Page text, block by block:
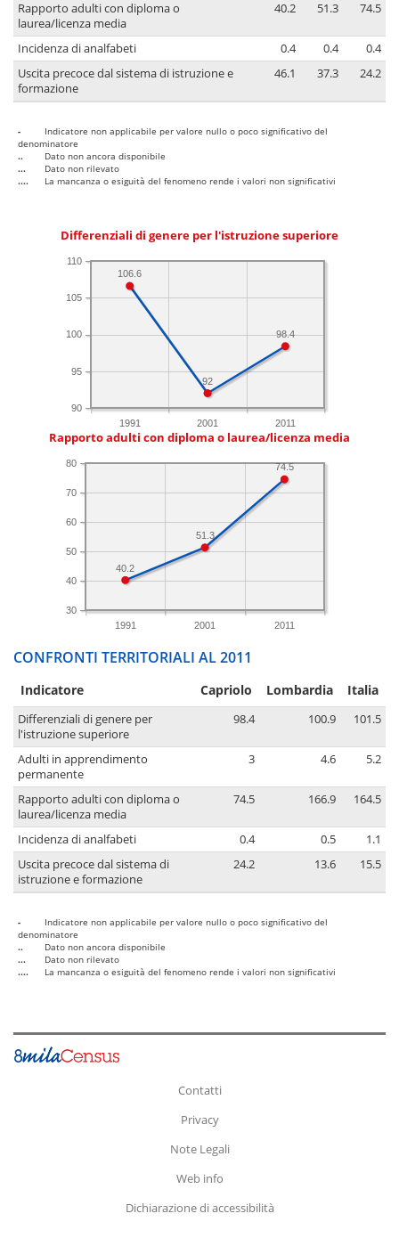
Rapporto adulti con diploma o
laurea/licenza media
40.2 51.3 74.5
Incidenza di analfabeti 0.4 0.4
0.4
Uscita precoce dal sistema di istruzione e
formazione
46.1 37.3 24.2
-
Indicatore non applicabile per valore nullo o poco significativo del
denominatore
..
Dato non ancora disponibile
...
Dato non rilevato
....
La mancanza o esiguità del fenomeno rende i valori non significativi
Differenziali di genere per l'istruzione superiore
1991 2001 2011
90
95
100
105
110
98.4
92
106.6
Rapporto adulti con diploma o laurea/licenza media
1991 2001 2011
30
40
50
60
70
80 74.5
51.3
40.2
CONFRONTI TERRITORIALI AL 2011
Indicatore Capriolo Lombardia Italia
Differenziali di genere per
l'istruzione superiore
98.4 100.9 101.5
Adulti in apprendimento
permanente
3 4.6 5.2
Rapporto adulti con diploma o
laurea/licenza media
74.5 166.9 164.5
Incidenza di analfabeti 0.4 0.5
1.1
Uscita precoce dal sistema di
istruzione e formazione
24.2 13.6 15.5
-
Indicatore non applicabile per valore nullo o poco significativo del
denominatore
..
Dato non ancora disponibile
...
Dato non rilevato
....
La mancanza o esiguità del fenomeno rende i valori non significativi
Contatti
Privacy
Note Legali
Web info
Dichiarazione di accessibilità